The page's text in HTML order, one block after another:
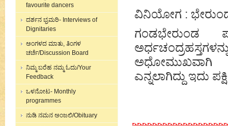
favourite dancers
ದರ್ಶನ ಭ್ರಮರಿ- Interviews of
Dignitaries
ಅಂಗಳದ ಮಾತು, ತಿಂಗಳ
ಚರ್ಚೆ/Discussion Board
ನಿಮ್ಮ ಬರೆಹ ನಮ್ಮ ಓದು/Your
Feedback
ಒಳನೋಟ- Monthly
programmes
ನುಡಿ ನಮನ ಅಂಜಲಿ/Obituary
ವಿನಿಯೋಗ : ಭೇರುಂಡ
ಗಂಡಭೇರುಂಡ
ಅಧೋಮುಖವಾಗಿ
ಎನ್ನಲಾಗಿದ್ದು ಇದು